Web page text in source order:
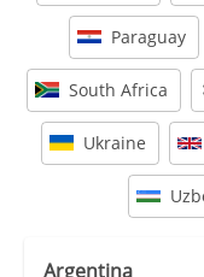
Paraguay
South Africa
Ukraine
Argentina